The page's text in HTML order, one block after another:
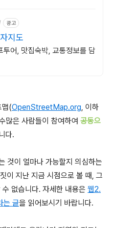
광고
지도
투어, 맛집숙박, 교통정보를 담
맵(OpenStreetMap.org, 이하
은 사람들이 참여하여 공동으
다.
것이 얼마나 가능할지 의심하는
이 지난 지금 시점으로 볼 때, 그
없습니다. 자세한 내용은 웹2.
는 글을 읽어보시기 바랍니다.